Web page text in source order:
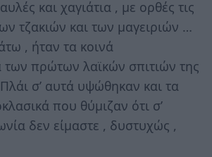
και χαγιάτια , με ορθές τις
τζακιών και των μαγειριών …
, ήταν τα κοινά
των πρώτων λαϊκών σπιτιών της
σ’ αυτά υψώθηκαν και τα
που θύμιζαν ότι σ’
δεν είμαστε , δυστυχώς ,